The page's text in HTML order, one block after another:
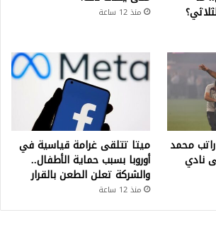
منذ 12 ساعة
محمد
نادي
ميتا تتلقى غرامة قياسية في
أوروبا بسبب حماية الأطفال..
والشركة تعلن الطعن بالقرار
منذ 12 ساعة